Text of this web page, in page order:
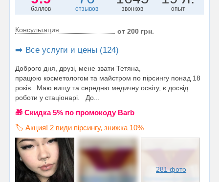
баллов отзывов звонков опыт
Консультация от 200 грн.
➡️ Все услуги и цены (124)
Доброго дня, друзі, мене звати Тетяна,
працюю косметологом та майстром по пірсингу понад 18
років. Маю вищу та середню медичну освіту, є досвід
роботи у стаціонарі. До...
🎁 Cкидка 5% по промокоду Barb
🏷️ Акция! 2 види пірсингу, знижка 10%
281 фото